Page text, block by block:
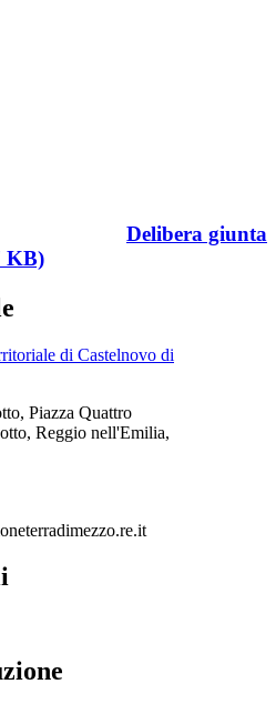
Delibera giunta
KB)
di Castelnovo di
Piazza Quattro
Reggio nell'Emilia,